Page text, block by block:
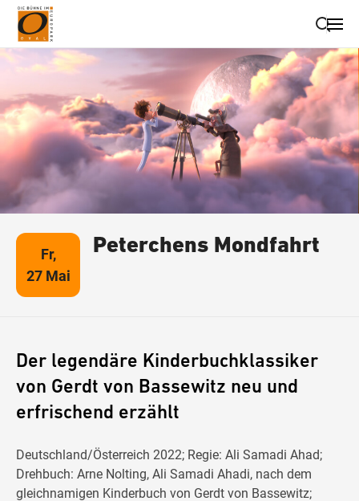
Suche schließen
Wegbeschreibung erhalten
Fr,
27 Mai
Peterchens Mondfahrt
Der legendäre Kinderbuchklassiker
von Gerdt von Bassewitz neu und
erfrischend erzählt
Deutschland/Österreich 2022; Regie: Ali Samadi Ahad;
Drehbuch: Arne Nolting, Ali Samadi Ahadi, nach dem
gleichnamigen Kinderbuch von Gerdt von Bassewitz;